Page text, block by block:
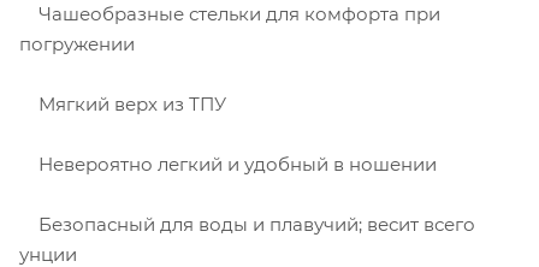
Чашеобразные стельки для комфорта при
погружении
Мягкий верх из ТПУ
Невероятно легкий и удобный в ношении
Безопасный для воды и плавучий; весит всего
унции